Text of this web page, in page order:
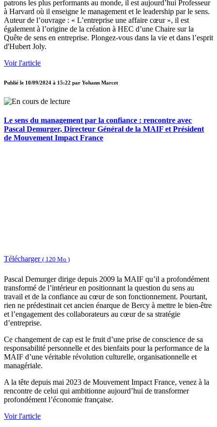
patrons les plus performants au monde, il est aujourd’hui Professeur
à Harvard où il enseigne le management et le leadership par le sens.
Auteur de l’ouvrage : « L’entreprise une affaire cœur », il est
également à l’origine de la création à HEC d’une Chaire sur la
Quête de sens en entreprise. Plongez-vous dans la vie et dans l’esprit
d'Hubert Joly.
Voir l'article
Publié le 10/09/2024 à 15:22 par Yohann Marcet
Le sens du management par la confiance : rencontre avec
Pascal Demurger, Directeur Général de la MAIF et Président
de Mouvement Impact France
Télécharger ( 120 Mo )
Pascal Demurger dirige depuis 2009 la MAIF qu’il a profondément
transformé de l’intérieur en positionnant la question du sens au
travail et de la confiance au cœur de son fonctionnement. Pourtant,
rien ne prédestinait cet ancien énarque de Bercy à mettre le bien-être
et l’engagement des collaborateurs au cœur de sa stratégie
d’entreprise.
Ce changement de cap est le fruit d’une prise de conscience de sa
responsabilité personnelle et des bienfaits pour la performance de la
MAIF d’une véritable révolution culturelle, organisationnelle et
managériale.
A la tête depuis mai 2023 de Mouvement Impact France, venez à la
rencontre de celui qui ambitionne aujourd’hui de transformer
profondément l’économie française.
Voir l'article